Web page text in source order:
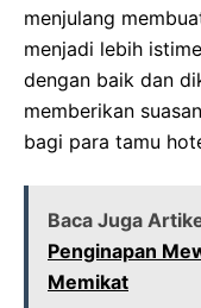
menjulang
menjadi lebih
dengan baik dan
memberikan
bagi para tamu
Baca Juga
Penginapan
Memikat